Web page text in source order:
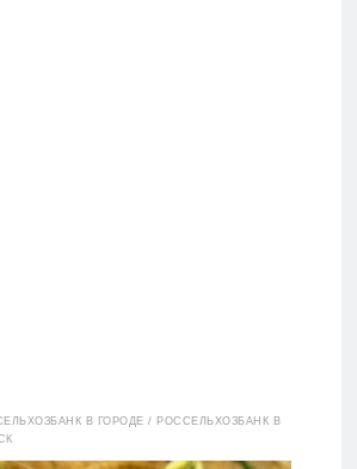
В ГОРОДЕ / РОССЕЛЬХОЗБАНК В